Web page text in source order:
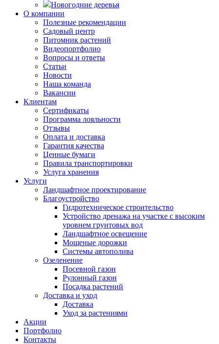
Новогодние деревья
О компании
Полезные рекомендации
Садовый центр
Питомник растений
Видеопортфолио
Вопросы и ответы
Статьи
Новости
Наша команда
Вакансии
Клиентам
Сертификаты
Программа лояльности
Отзывы
Оплата и доставка
Гарантия качества
Ценные бумаги
Правила транспортировки
Услуга хранения
Услуги
Ландшафтное проектирование
Благоустройство
Гидротехническое строительство
Устройство дренажа на участке с высоким
уровнем грунтовых вод
Ландшафтное освещение
Мощеные дорожки
Системы автополива
Озеленение
Посевной газон
Рулонный газон
Посадка растений
Доставка и уход
Доставка
Уход за растениями
Акции
Портфолио
Контакты